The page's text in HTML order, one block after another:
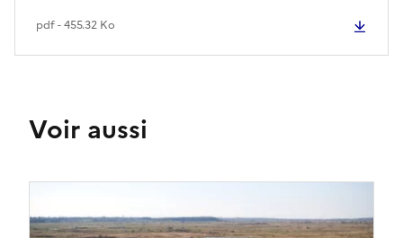
pdf - 455.32 Ko
Voir aussi